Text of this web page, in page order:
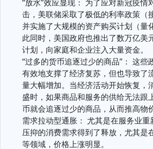
“放水”效应显现： 为了应对新冠疫情
击，美联储采取了极低的利率政策（
并实施了大规模的资产购买计划（量
此同时，美国政府也推出了数万亿美
计划，向家庭和企业注入大量资金。
“过多的货币追逐过少的商品”： 这些
有效地支撑了经济复苏，但也导致了
量大幅增加。当经济活动开始恢复，
盛时，如果商品和服务的供给无法跟
币就会追逐过少的商品，从而推高物价
需求拉动型通胀： 尤其是在服务业重
压抑的消费需求得到了释放，尤其是
等领域，价格上涨明显。